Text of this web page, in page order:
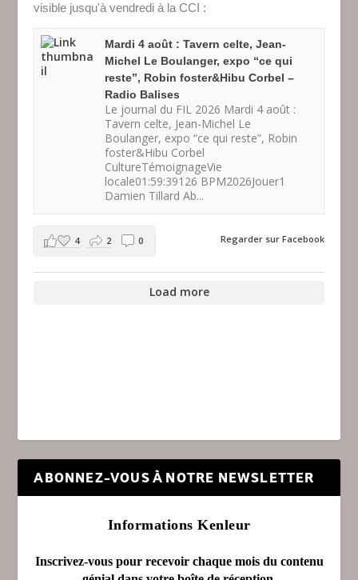
visible jusqu'à vendredi à la CCI :
Mardi 4 août : Tavern celte, Jean-
Michel Le Boulanger, expo “ce qui
reste”, Robin foster&Hibu Corbel –
Radio Balises
Le journal du FIL 2026 Mardi 4 août :
Tavern celte, Jean-Michel Le
Boulanger, expo “ce qui reste”, Robin
foster&Hibu Corbel
CultureTémoignageVie
locale01:59:39126 BPM2026Jouer1
Damien Tillard Ab...
Regarder sur Facebook
4 2 0
Load more
ABONNEZ-VOUS À NOTRE NEWSLETTER
Informations Kenleur
Inscrivez-vous pour recevoir chaque mois du contenu